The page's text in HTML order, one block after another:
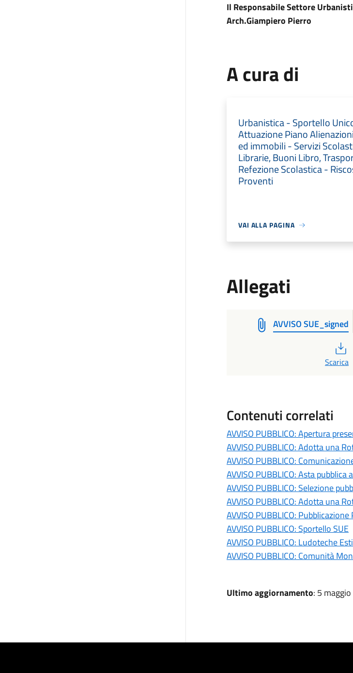
Il Responsabile Settore
Arch.Giampiero Pierro
A cura di
Urbanistica - Sportello
Attuazione Piano
ed immobili - Servizi
Librarie, Buoni Libro,
Refezione Scolastica -
Proventi
VAI ALLA PAGINA
Allegati
AVVISO SUE_signed
Scarica
Contenuti correlati
AVVISO PUBBLICO: Apertura
AVVISO PUBBLICO: Adotta una
AVVISO PUBBLICO:
AVVISO PUBBLICO: Asta
AVVISO PUBBLICO: Selezione
AVVISO PUBBLICO: Adotta una
AVVISO PUBBLICO:
AVVISO PUBBLICO: Sportello SUE
AVVISO PUBBLICO: Ludoteche
AVVISO PUBBLICO: Comunità
Ultimo aggiornamento: 5